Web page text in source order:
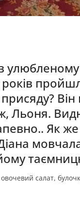
років
Льоня.
Як
салат,